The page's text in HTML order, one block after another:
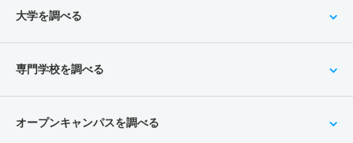
大学を調べる
専門学校を調べる
オープンキャンパスを調べる